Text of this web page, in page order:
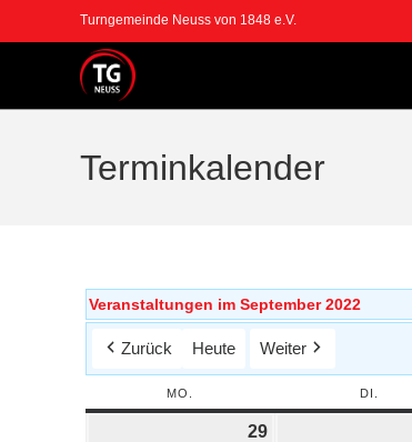
Turngemeinde Neuss von 1848 e.V.
Terminkalender
Veranstaltungen im September 2022
Zurück Heute Weiter
MO. DI.
29